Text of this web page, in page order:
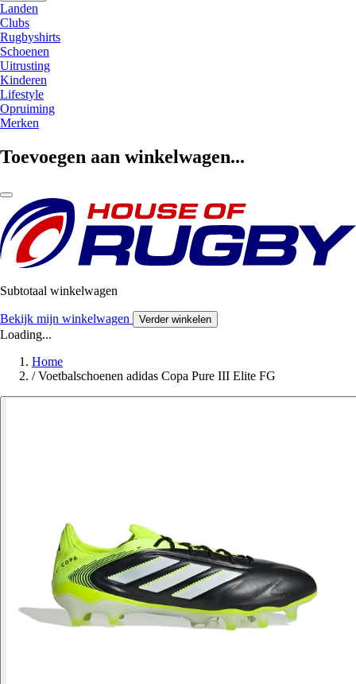
Landen
Clubs
Rugbyshirts
Schoenen
Uitrusting
Kinderen
Lifestyle
Opruiming
Merken
Toevoegen aan winkelwagen...
Subtotaal winkelwagen
Bekijk mijn winkelwagen Verder winkelen
Loading...
Home
/ Voetbalschoenen adidas Copa Pure III Elite FG